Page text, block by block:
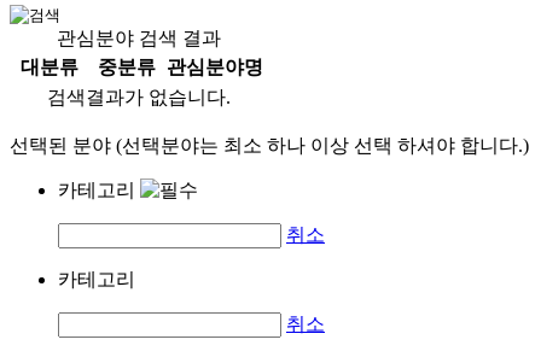
관심분야 검색 결과
대분류
중분류
관심분야명
검색결과가 없습니다.
선택된 분야 (선택분야는 최소 하나 이상 선택 하셔야 합니다.)
카테고리
취소
카테고리
취소